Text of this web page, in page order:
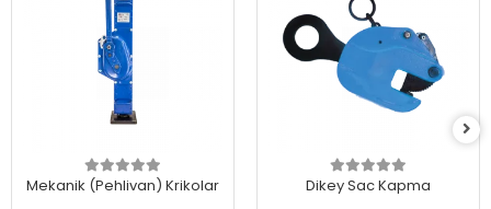
Mekanik (Pehlivan) Krikolar Dikey Sac Kapma